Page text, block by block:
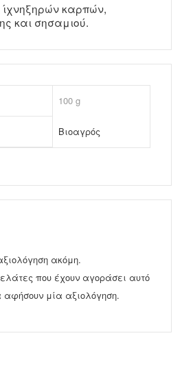
ίχνηξηρών καρπών,
και σησαμιού.
100 g
Βιοαγρός
ακόμη.
που έχουν αγοράσει αυτό
αφήσουν μία αξιολόγηση.